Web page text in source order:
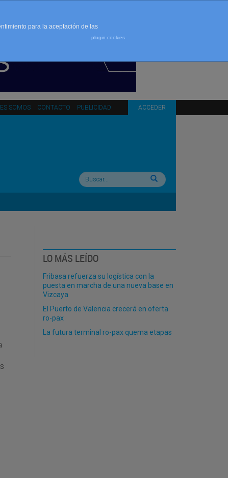
SOMOS CONTACTO PUBLICIDAD ACCEDER
Buscar:
LO MÁS LEÍDO
Fribasa refuerza su logística con la
puesta en marcha de una nueva base en
Vizcaya
El Puerto de Valencia crecerá en oferta
ro-pax
La futura terminal ro-pax quema etapas
para la aceptación de las
plugin cookies